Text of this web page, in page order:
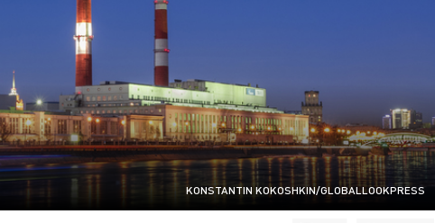
KONSTANTIN KOKOSHKIN/GLOBALLOOKPRESS